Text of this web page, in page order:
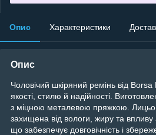
Опис Характеристики
Опис
Чоловічий шкіряний ремінь від
якості, стилю й надійності.
з міцною металевою пряжкою.
захищена від вологи, жиру та
що забезпечує довговічність і